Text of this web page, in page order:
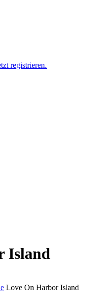
registrieren.
Island
Love On Harbor Island